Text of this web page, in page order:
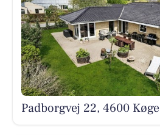
Padborgvej 22, 4600 Køge